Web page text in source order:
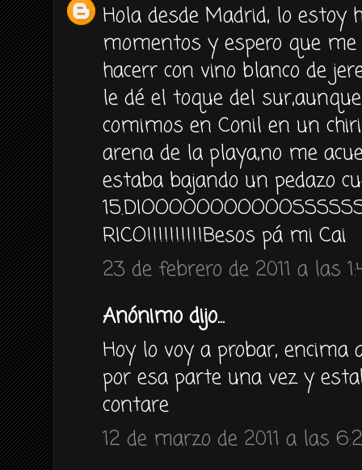
Hola desde Madrid, lo estoy
momentos y espero que
hacerr con vino blanco de
le dé el toque del
comimos en Conil en un
arena de la playa,no me
estaba bajando un pedazo
RICO!!!!!!!!!!Besos pá mi Cai
23 de febrero de 2011 a las
Anónimo dijo...
Hoy lo voy a probar, encima
por esa parte una vez y
contare
12 de marzo de 2011 a las